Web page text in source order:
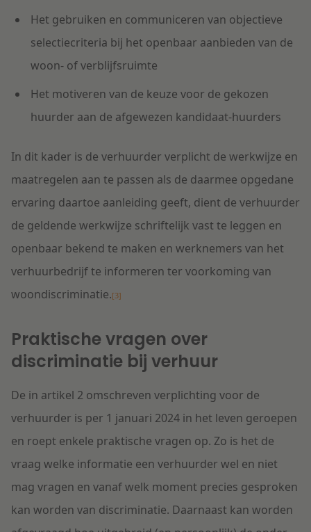
Het gebruiken en communiceren van objectieve
selectiecriteria bij het openbaar aanbieden van de
woon- of verblijfsruimte
Het motiveren van de keuze voor de gekozen
huurder aan de afgewezen kandidaat-huurders
In dit kader is de verhuurder verplicht de werkwijze en
maatregelen aan te passen als de daarmee opgedane
ervaring daartoe aanleiding geeft, dient de verhuurder
de geldende werkwijze schriftelijk vast te leggen en
openbaar bekend te maken en werknemers van het
verhuurbedrijf te informeren ter voorkoming van
woondiscriminatie.[3]
Praktische vragen over
discriminatie bij verhuur
De in artikel 2 omschreven verplichting voor de
verhuurder is per 1 januari 2024 in het leven geroepen
en roept enkele praktische vragen op. Zo is het de
vraag welke informatie een verhuurder wel en niet
mag vragen en vanaf welk moment precies gesproken
kan worden van discriminatie. Daarnaast kan worden